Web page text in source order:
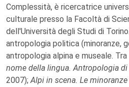
Complessità, è ricercatrice
culturale presso la Facoltà di
dell'Università degli Studi di
antropologia politica (minoranze,
antropologia alpina e museale.
nome della lingua. Antropologia
2007);Alpi in scena. Le